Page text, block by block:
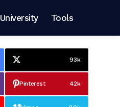
University Tools
93k
Pinterest 42k